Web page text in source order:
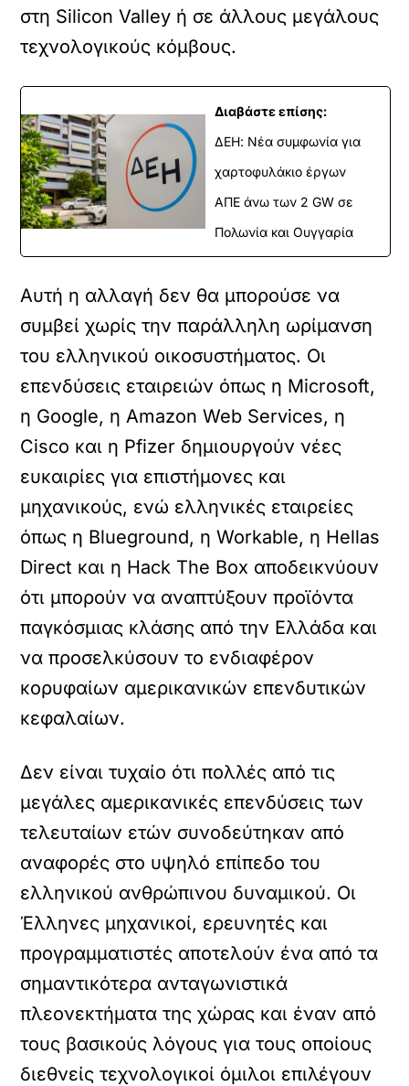
στη Silicon Valley ή σε άλλους μεγάλους
τεχνολογικούς κόμβους.
Διαβάστε επίσης:
ΔΕΗ: Νέα συμφωνία για
χαρτοφυλάκιο έργων
ΑΠΕ άνω των 2 GW σε
Πολωνία και Ουγγαρία
Αυτή η αλλαγή δεν θα μπορούσε να
συμβεί χωρίς την παράλληλη ωρίμανση
του ελληνικού οικοσυστήματος. Οι
επενδύσεις εταιρειών όπως η Microsoft,
η Google, η Amazon Web Services, η
Cisco και η Pfizer δημιουργούν νέες
ευκαιρίες για επιστήμονες και
μηχανικούς, ενώ ελληνικές εταιρείες
όπως η Blueground, η Workable, η Hellas
Direct και η Hack The Box αποδεικνύουν
ότι μπορούν να αναπτύξουν προϊόντα
παγκόσμιας κλάσης από την Ελλάδα και
να προσελκύσουν το ενδιαφέρον
κορυφαίων αμερικανικών επενδυτικών
κεφαλαίων.
Δεν είναι τυχαίο ότι πολλές από τις
μεγάλες αμερικανικές επενδύσεις των
τελευταίων ετών συνοδεύτηκαν από
αναφορές στο υψηλό επίπεδο του
ελληνικού ανθρώπινου δυναμικού. Οι
Έλληνες μηχανικοί, ερευνητές και
προγραμματιστές αποτελούν ένα από τα
σημαντικότερα ανταγωνιστικά
πλεονεκτήματα της χώρας και έναν από
τους βασικούς λόγους για τους οποίους
διεθνείς τεχνολογικοί όμιλοι επιλέγουν